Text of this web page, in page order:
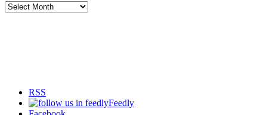
Arhiva
RSS
Feedly